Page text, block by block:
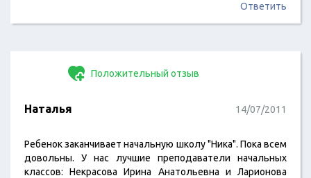
Ответить
Положительный отзыв
Наталья 14/07/2011
Ребенок заканчивает начальную школу "Ника". Пока всем
довольны. У нас лучшие преподаватели начальных
классов: Некрасова Ирина Анатольевна и Ларионова